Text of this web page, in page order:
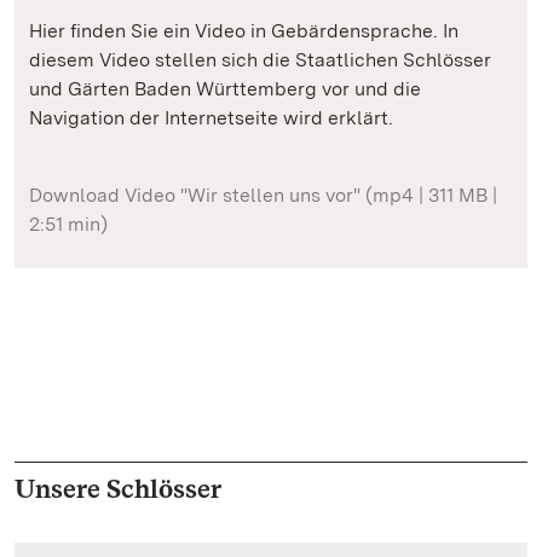
Hier finden Sie ein Video in Gebärdensprache. In
diesem Video stellen sich die Staatlichen Schlösser
und Gärten Baden Württemberg vor und die
Navigation der Internetseite wird erklärt.
Download Video "Wir stellen uns vor" (mp4 | 311 MB |
2:51 min)
Unsere Schlösser